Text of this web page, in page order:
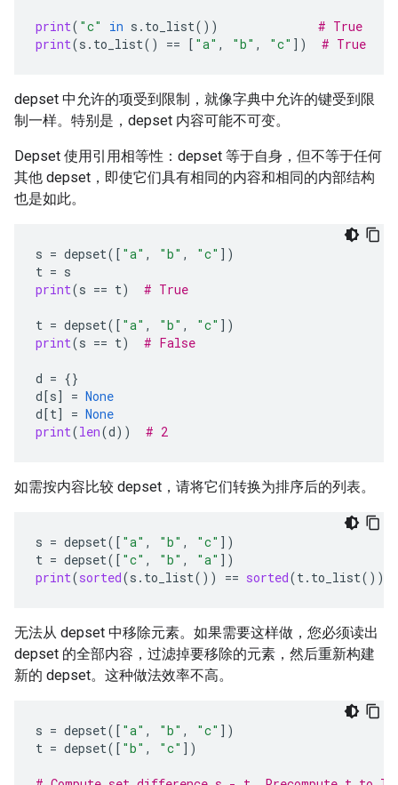
print( "c" in s . to_list())
# True
print(s . to_list() == [ "a" , "b" , "c" ]) # True
depset 中允许的项受到限制，就像字典中允许的键受到限
制一样。特别是，depset 内容可能不可变。
Depset 使用引用相等性：depset 等于自身，但不等于任何
其他 depset，即使它们具有相同的内容和相同的内部结构
也是如此。
s = depset([ "a" , "b" , "c" ])
t = s
print(s == t) # True
t = depset([ "a" , "b" , "c" ])
print(s == t) # False
d = {}
d[s] = None
d[t] = None
print(len(d)) # 2
如需按内容比较 depset，请将它们转换为排序后的列表。
s = depset([ "a" , "b" , "c" ])
t = depset([ "c" , "b" , "a" ])
print(sorted(s . to_list()) == sorted(t. to_list()))
无法从 depset 中移除元素。如果需要这样做，您必须读出
depset 的全部内容，过滤掉要移除的元素，然后重新构建
新的 depset。这种做法效率不高。
s = depset([ "a" , "b" , "c" ])
t = depset([ "b" , "c" ])